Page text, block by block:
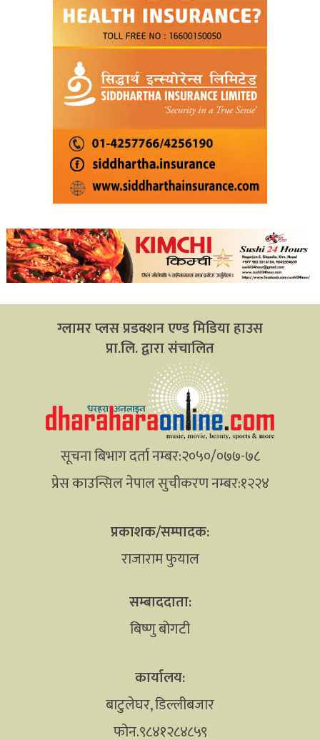
ग्लामर प्लस प्रडक्शन एण्ड मिडिया हाउस
प्रा.लि. द्वारा संचालित
सूचना बिभाग दर्ता नम्बर:२०५०/०७७-७८
प्रेस काउन्सिल नेपाल सुचीकरण नम्बर:१२२४
प्रकाशक/सम्पादक:
राजाराम फुयाल
सम्बाददाता:
बिष्णु बोगटी
कार्यालय:
बाटुलेघर, डिल्लीबजार
फोन.९८४१२८४८५९